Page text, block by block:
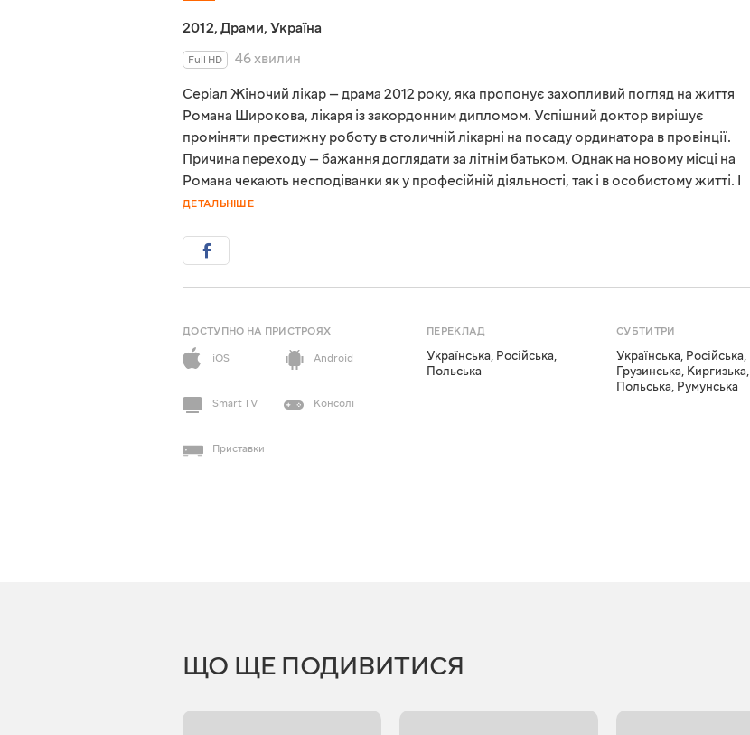
2012, Драми, Україна
Full HD
46 хвилин
Серіал Жіночий лікар — драма 2012 року, яка пропонує захопливий погляд на життя
Романа Широкова, лікаря із закордонним дипломом. Успішний доктор вирішує
проміняти престижну роботу в столичній лікарні на посаду ординатора в провінції.
Причина переходу — бажання доглядати за літнім батьком. Однак на новому місці на
Романа чекають несподіванки як у професійній діяльності, так і в особистому житті. І
ДЕТАЛЬНІШЕ
ДОСТУПНО НА ПРИСТРОЯХ
iOS
Android
Smart TV Консолі
Приставки
ПЕРЕКЛАД
Українська, Російська,
Польська
СУБТИТРИ
Українська, Російська,
Грузинська, Киргизька,
Польська, Румунська
ЩО ЩЕ ПОДИВИТИСЯ